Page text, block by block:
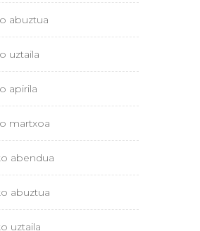
abuztua
uztaila
apirila
martxoa
abendua
abuztua
uztaila